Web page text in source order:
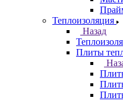
Теплоизоляция
Назад
Плиты